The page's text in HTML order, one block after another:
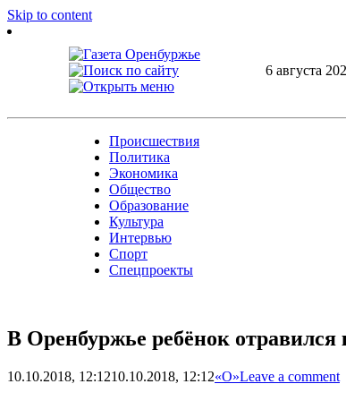
Skip to content
6 августа
Происшествия
Политика
Экономика
Общество
Образование
Культура
Интервью
Спорт
Спецпроекты
В Оренбуржье ребёнок
10.10.2018, 12:1210.10.2018, 12:12«О»Leave a comment